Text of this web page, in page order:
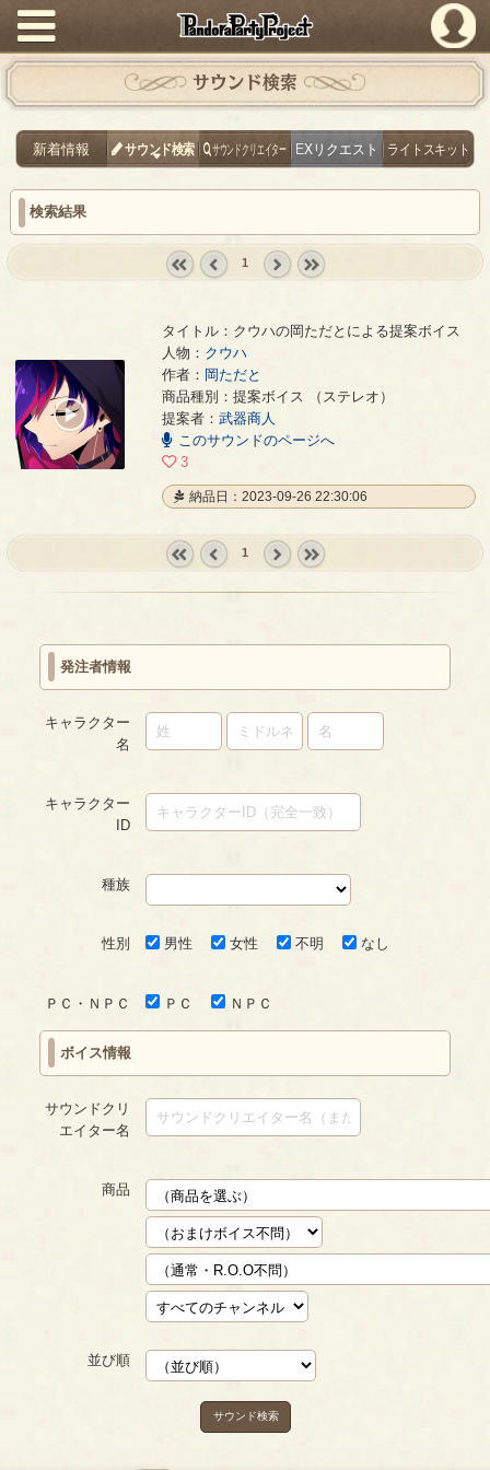
PandoraPartyProject
サウンド検索
新着情報 サウンド検索 サウンドクリエイター EXリクエスト ライトスキット
検索結果
1
クウハの岡ただとによる提案ボイス
00:00
00:12
タイトル：クウハの岡ただとによる提案ボイス
人物： クウハ
作者： 岡ただと
商品種別：提案ボイス （ステレオ）
提案者： 武器商人
このサウンドのページへ
3
納品日：2023-09-26 22:30:06
1
発注者情報
キャラクター
名
キャラクター
ID
種族
性別 男性 女性 不明 なし
ＰＣ・ＮＰＣ ＰＣ ＮＰＣ
ボイス情報
サウンドクリ
エイター名
商品
並び順
サウンド検索